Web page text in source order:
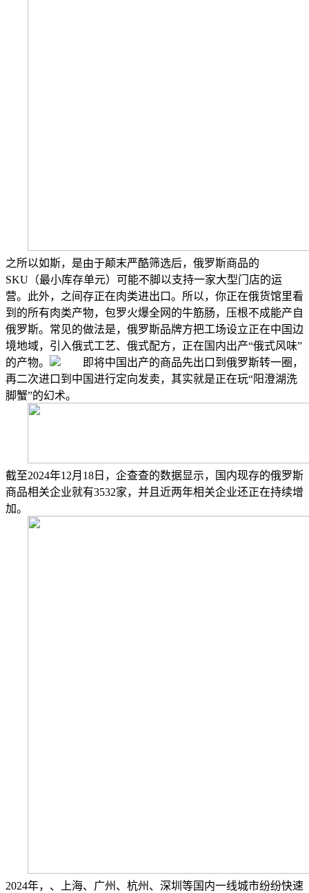
之所以如斯，是由于颠末严酷筛选后，俄罗斯商品的
SKU（最小库存单元）可能不脚以支持一家大型门店的运
营。此外，之间存正在肉类进出口。所以，你正在俄货馆里看
到的所有肉类产物，包罗火爆全网的牛筋肠，压根不成能产自
俄罗斯。常见的做法是，俄罗斯品牌方把工场设立正在中国边
境地域，引入俄式工艺、俄式配方，正在国内出产“俄式风味”
的产物。
即将中国出产的商品先出口到俄罗斯转一圈，
再二次进口到中国进行定向发卖，其实就是正在玩“阳澄湖洗
脚蟹”的幻术。
截至2024年12月18日，企查查的数据显示，国内现存的俄罗斯
商品相关企业就有3532家，并且近两年相关企业还正在持续增
加。
2024年，、上海、广州、杭州、深圳等国内一线城市纷纷快速